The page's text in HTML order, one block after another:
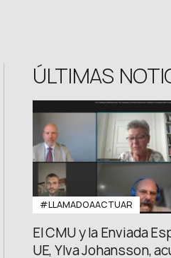
ÚLTIMAS
#LLAMADOAACTUAR
El CMU y la Enviada
UE, Ylva Johansson,